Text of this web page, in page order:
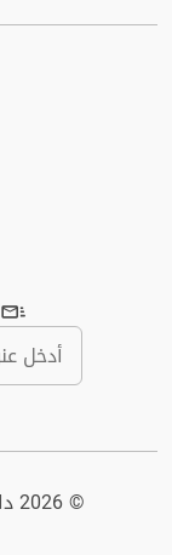
© 2026 دائرة الثقافة. كل الحقوق محفوظة.